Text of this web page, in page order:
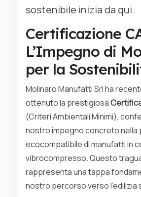
sostenibile inizia da qui.
Certificazione
L’Impegno di
per la
Molinaro Manufatti Srl ha
ottenuto la prestigiosa
(Criteri Ambientali Minimi),
nostro impegno concreto nella
ecocompatibile di manufatti in
vibrocompresso. Questo
rappresenta una tappa
nostro percorso verso l’edilizia